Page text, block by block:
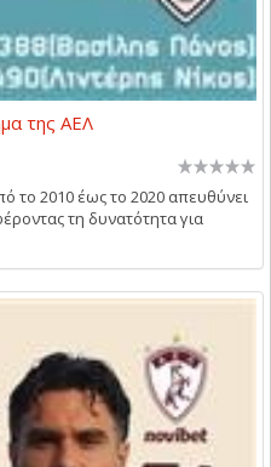
της ΑΕΛ
το 2010 έως το 2020 απευθύνει
τη δυνατότητα για